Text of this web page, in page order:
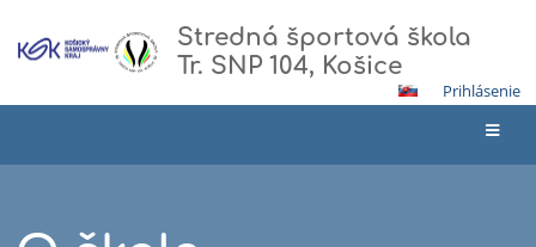
Stredná športová škola
Tr. SNP 104, Košice
Prihlásenie